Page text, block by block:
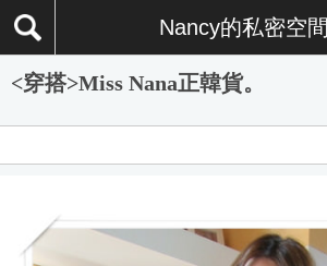
Nancy的私密空間
<穿搭>Miss Nana正韓貨。